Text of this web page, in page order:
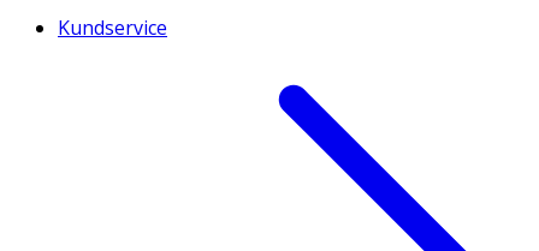
Kundservice